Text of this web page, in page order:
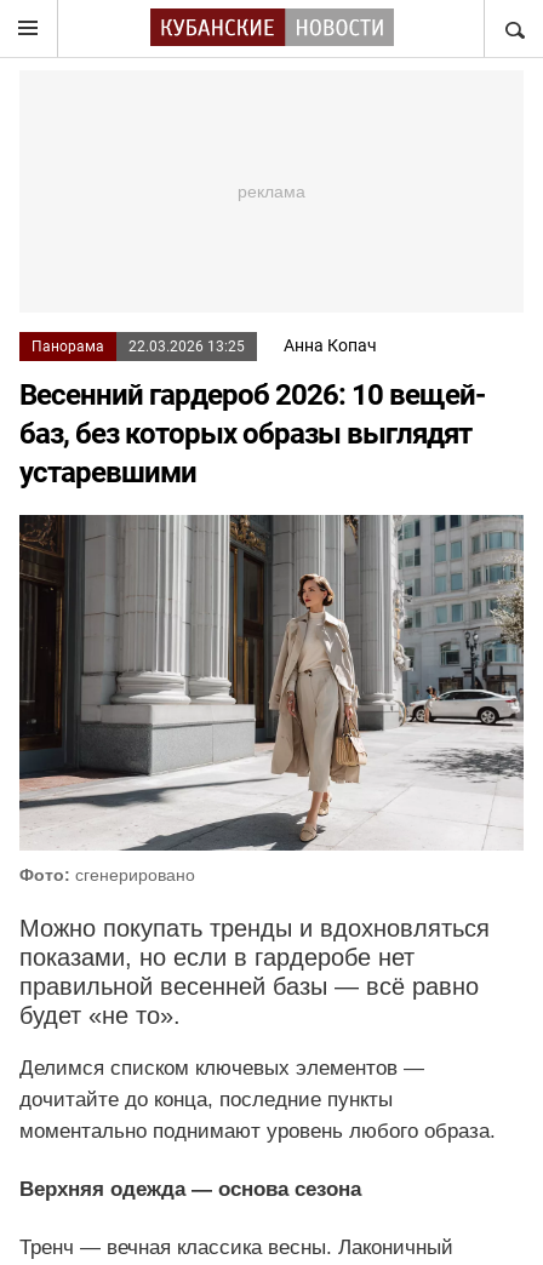
Панорама 22.03.2026 13:25 Анна Копач
Весенний гардероб 2026: 10 вещей-
баз, без которых образы выглядят
устаревшими
Фото: сгенерировано
Можно покупать тренды и вдохновляться
показами, но если в гардеробе нет
правильной весенней базы — всё равно
будет «не то».
Делимся списком ключевых элементов —
дочитайте до конца, последние пункты
моментально поднимают уровень любого образа.
Верхняя одежда — основа сезона
Тренч — вечная классика весны. Лаконичный